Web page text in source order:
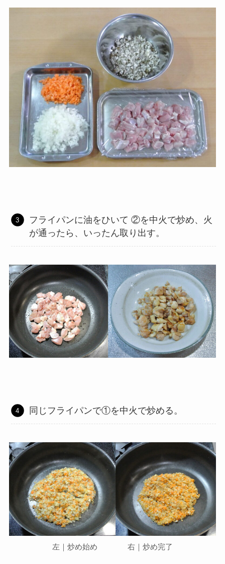
フライパンに油をひいて ②を中火で炒め、火
が通ったら、いったん取り出す。
同じフライパンで①を中火で炒める。
左｜炒め始め 右｜炒め完了